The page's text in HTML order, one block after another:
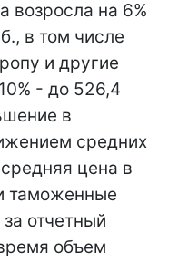
возросла на 6%
в том числе
и другие
- до 526,4
в
средних
цена в
таможенные
отчетный
объем